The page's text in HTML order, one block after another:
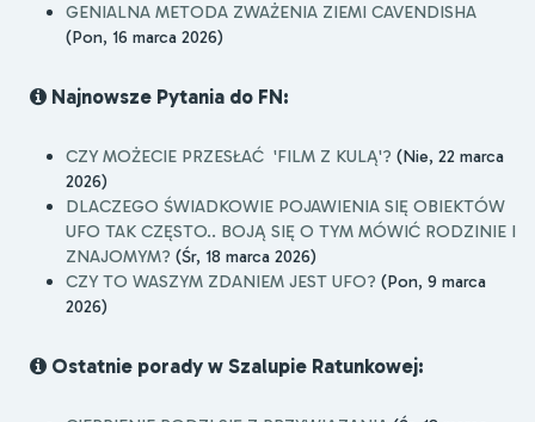
GENIALNA METODA ZWAŻENIA ZIEMI CAVENDISHA
(Pon, 16 marca 2026)
Najnowsze Pytania do FN:
CZY MOŻECIE PRZESŁAĆ 'FILM Z KULĄ'? (Nie, 22 marca
2026)
DLACZEGO ŚWIADKOWIE POJAWIENIA SIĘ OBIEKTÓW
UFO TAK CZĘSTO.. BOJĄ SIĘ O TYM MÓWIĆ RODZINIE I
ZNAJOMYM? (Śr, 18 marca 2026)
CZY TO WASZYM ZDANIEM JEST UFO? (Pon, 9 marca
2026)
Ostatnie porady w Szalupie Ratunkowej: